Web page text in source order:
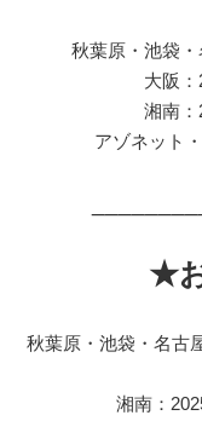
秋葉原・池袋
大阪
湘南：
アゾネット
★
秋葉原・池袋・名古
湘南：